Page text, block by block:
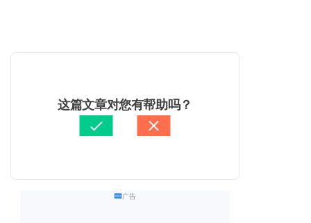
这篇文章对您有帮助吗？
广告